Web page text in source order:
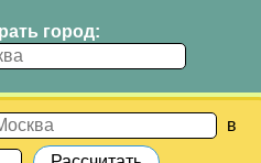
город:
в